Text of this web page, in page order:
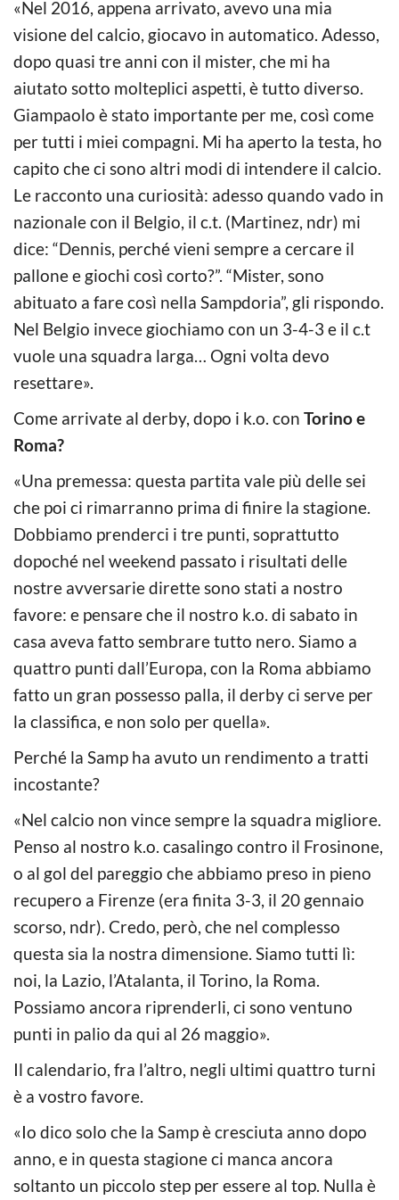
«Nel 2016, appena arrivato, avevo una mia
visione del calcio, giocavo in automatico. Adesso,
dopo quasi tre anni con il mister, che mi ha
aiutato sotto molteplici aspetti, è tutto diverso.
Giampaolo è stato importante per me, così come
per tutti i miei compagni. Mi ha aperto la testa, ho
capito che ci sono altri modi di intendere il calcio.
Le racconto una curiosità: adesso quando vado in
nazionale con il Belgio, il c.t. (Martinez, ndr) mi
dice: “Dennis, perché vieni sempre a cercare il
pallone e giochi così corto?”. “Mister, sono
abituato a fare così nella Sampdoria”, gli rispondo.
Nel Belgio invece giochiamo con un 3-4-3 e il c.t
vuole una squadra larga… Ogni volta devo
resettare».
Come arrivate al derby, dopo i k.o. con Torino e
Roma?
«Una premessa: questa partita vale più delle sei
che poi ci rimarranno prima di finire la stagione.
Dobbiamo prenderci i tre punti, soprattutto
dopoché nel weekend passato i risultati delle
nostre avversarie dirette sono stati a nostro
favore: e pensare che il nostro k.o. di sabato in
casa aveva fatto sembrare tutto nero. Siamo a
quattro punti dall’Europa, con la Roma abbiamo
fatto un gran possesso palla, il derby ci serve per
la classifica, e non solo per quella».
Perché la Samp ha avuto un rendimento a tratti
incostante?
«Nel calcio non vince sempre la squadra migliore.
Penso al nostro k.o. casalingo contro il Frosinone,
o al gol del pareggio che abbiamo preso in pieno
recupero a Firenze (era finita 3-3, il 20 gennaio
scorso, ndr). Credo, però, che nel complesso
questa sia la nostra dimensione. Siamo tutti lì:
noi, la Lazio, l’Atalanta, il Torino, la Roma.
Possiamo ancora riprenderli, ci sono ventuno
punti in palio da qui al 26 maggio».
Il calendario, fra l’altro, negli ultimi quattro turni
è a vostro favore.
«Io dico solo che la Samp è cresciuta anno dopo
anno, e in questa stagione ci manca ancora
soltanto un piccolo step per essere al top. Nulla è